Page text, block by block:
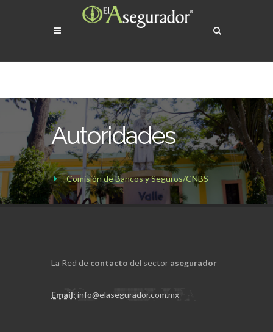
Autoridades
Comisión de Bancos y Seguros/CNBS
La Red de contacto del sector asegurador
Email: info@elasegurador.com.mx